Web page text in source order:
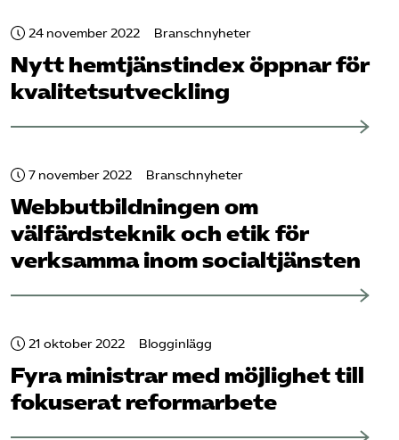
24 november 2022 Branschnyheter
Nytt hemtjänstindex öppnar för
kvalitets­utveckling
7 november 2022 Branschnyheter
Webb­utbildningen om
välfärdsteknik och etik för
verksamma inom socialtjänsten
21 oktober 2022 Blogginlägg
Fyra ministrar med möjlighet till
fokuserat reformarbete